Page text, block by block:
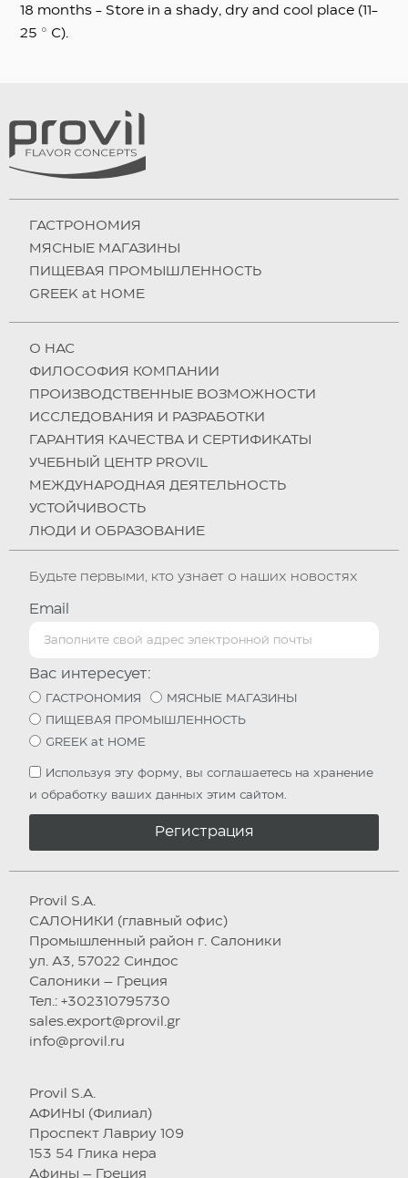
18 months - Store in a shady, dry and cool place (11-
25 ° C).
ГАСТРОНОМИЯ
МЯСНЫЕ МАГАЗИНЫ
ПИЩЕВАЯ ПРОМЫШЛЕННОСТЬ
GREEK at HOME
О НAC
ФИЛОСОФИЯ КОМПАНИИ
ПРОИЗВОДСТВЕННЫЕ ВОЗМОЖНОСТИ
ИССЛЕДОВАНИЯ И РАЗРАБОТКИ
ГАРАНТИЯ КАЧЕСТВА И СЕРТИФИКАТЫ
УЧЕБНЫЙ ЦЕНТР PROVIL
МЕЖДУНАРОДНАЯ ДЕЯТЕЛЬНОСТЬ
УСТОЙЧИВОСТЬ
ЛЮДИ И ОБРАЗОВАНИЕ
Будьте первыми, кто узнает о наших новостях
Email
Вас интересует:
ГАСТРОНОМИЯ
МЯСНЫЕ МАГАЗИНЫ
ПИЩЕВАЯ ПРОМЫШЛЕННОСТЬ
GREEK at HOME
Используя эту форму, вы соглашаетесь на хранение
и обработку ваших данных этим сайтом.
Регистрация
Provil S.A.
САЛОНИКИ (главный офис)
Промышленный район г. Салоники
ул. А3, 57022 Синдос
Салоники – Греция
Тел.: +302310795730
sales.export@provil.gr
info@provil.ru
Provil S.A.
АФИНЫ (Филиал)
Проспект Лавриу 109
153 54 Глика нера
Афины – Греция